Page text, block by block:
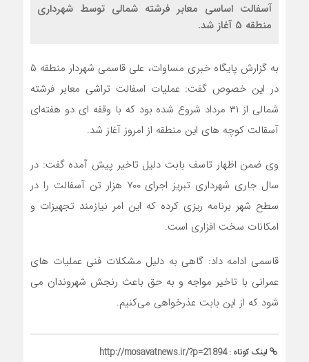
آسفالت اساسی معابر فرشته شمالی توسط شهرداری
منطقه ۵ آغاز شد.
به گزارش پایگاه خبری مساوات، علی قاسمی شهردار منطقه ۵
در این خصوص گفت: عملیات اسفالت تراشی معابر فرشته
شمالی از ۳۱ مرداد شروع شده بود که با وقفه ای دو هفته‌ای
آسقالت کوچه های این منطقه از امروز آغاز شد.
وی ضمن اظهار تاسف بابت دلیل تاخیر پیش آمده گفت: در
سال جاری شهرداری تبریز اجرای ۷۰۰ هزار تن آسفالت را در
سطح شهر برنامه ریزی کرده که این امر نیازمند تجهیزات و
امکانات سخت افزاری است.
قاسمی ادامه داد: گاهی به دلیل مشکلات فنی عملیات های
عمرانی با تاخیر مواجه و به حق باعث رنجش شهروندان می
شود که از این بابت عذرخواهی می‌کنیم.
لینک کوتاه :http://mosavatnews.ir/?p=21894